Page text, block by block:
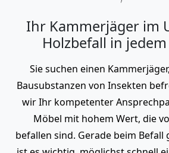
Ihr Kammerjäger im
Holzbefall in
Sie suchen einen
Bausubstanzen von Insekten
wir Ihr kompetenter
Möbel mit hohem Wert, die
befallen sind. Gerade beim Befall